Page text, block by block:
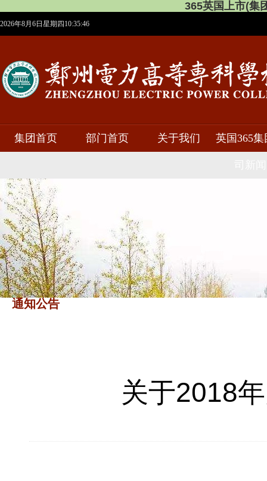
365英国上市(集
2026年8月6日星期四10:35:46
集团首页 部门首页 关于我们 英国365集
通知公告
关于2018